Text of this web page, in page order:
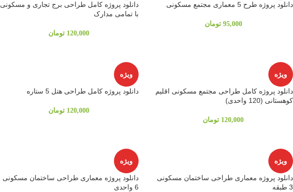
دانلود پروژه طرح 5 معماری مجتمع مسکونی
95,000 تومان
دانلود پروژه کامل طراحی برج تجاری و مسکونی
با تمامی مدارک
120,000 تومان
ویژه
دانلود پروژه کامل طراحی مجتمع مسکونی اقلیم
کوهستانی (120 واحدی)
120,000 تومان
ویژه
دانلود پروژه کامل طراحی هتل 5 ستاره
120,000 تومان
ویژه
دانلود پروژه معماری طراحی ساختمان مسکونی
3 طبقه
ویژه
دانلود پروژه معماری طراحی ساختمان مسکونی
6 واحدی